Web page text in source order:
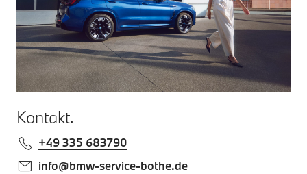
Kontakt.
+49 335 683790
info@bmw-service-bothe.de